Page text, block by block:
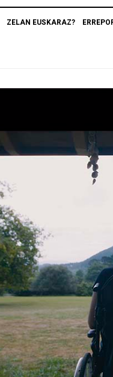
ZELAN EUSKARAZ?